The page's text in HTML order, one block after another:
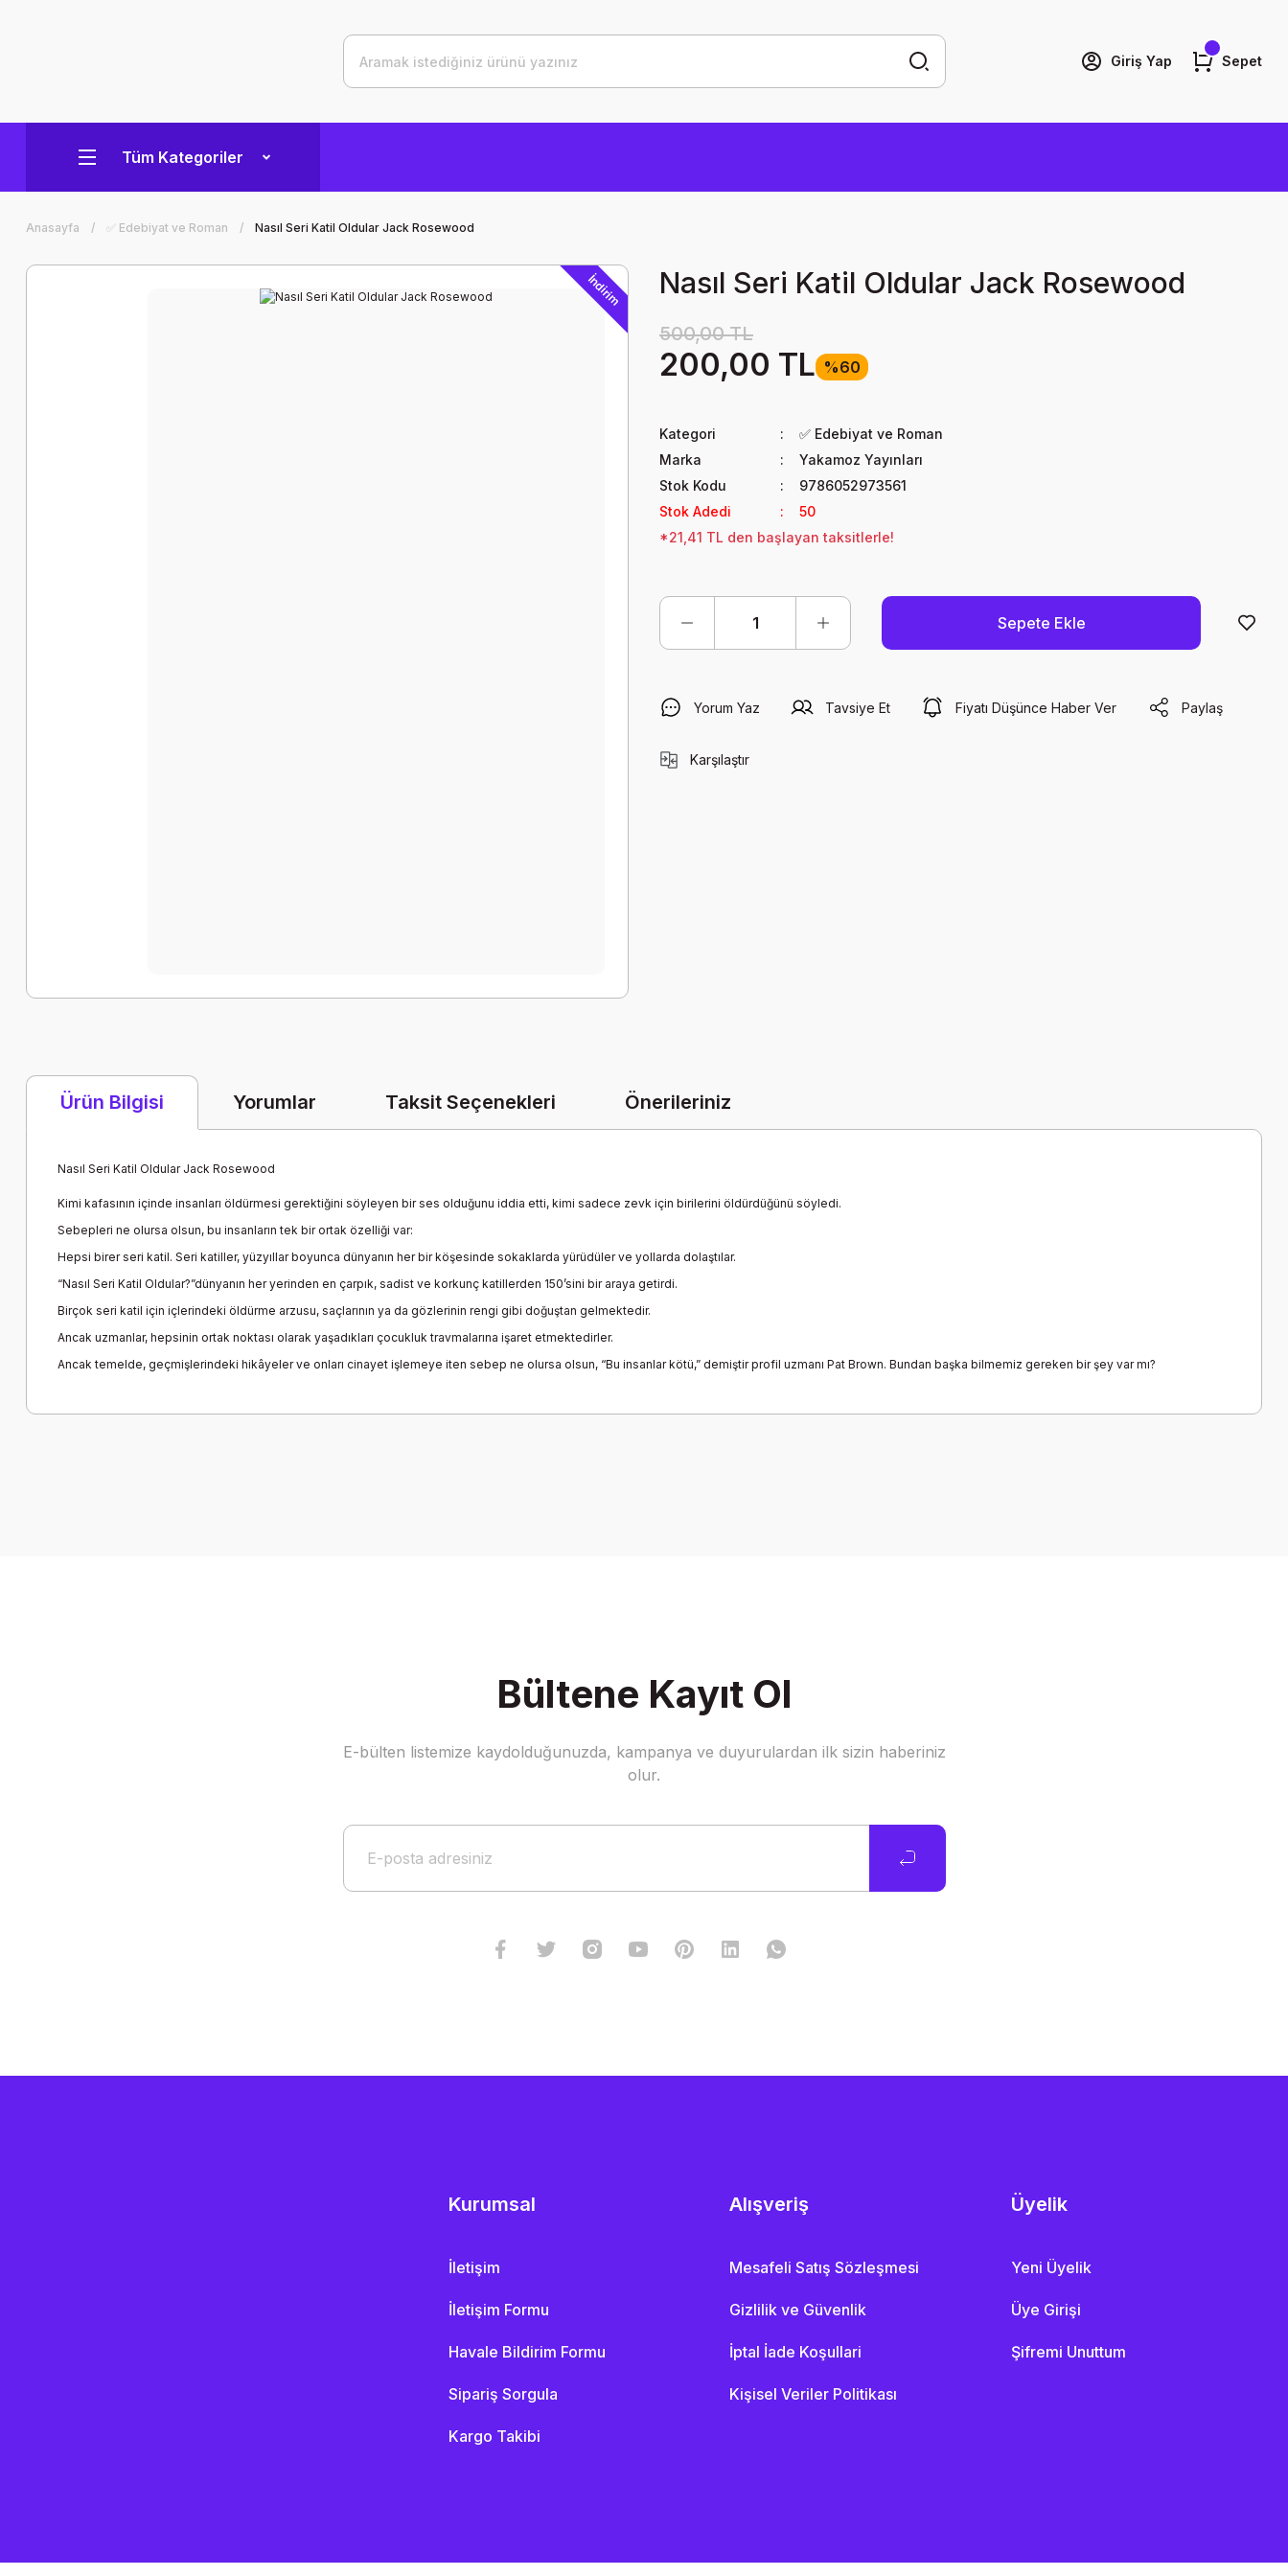
Giriş Yap Sepet
Tüm Kategoriler
Anasayfa ✅ Edebiyat ve Roman Nasıl Seri Katil Oldular Jack Rosewood
İndirim Nasıl Seri Katil Oldular Jack Rosewood
500,00 TL
200,00 TL %60
Kategori
✅ Edebiyat ve Roman
Marka
Yakamoz Yayınları
Stok Kodu
9786052973561
Stok Adedi
50
*21,41 TL den başlayan taksitlerle!
Sepete Ekle
Yorum Yaz Tavsiye Et Fiyatı Düşünce Haber Ver Paylaş
Karşılaştır
Ürün Bilgisi Yorumlar Taksit Seçenekleri Önerileriniz
Nasıl Seri Katil Oldular Jack Rosewood
Kimi kafasının içinde insanları öldürmesi gerektiğini söyleyen bir ses olduğunu iddia etti, kimi sadece zevk için birilerini öldürdüğünü söyledi.
Sebepleri ne olursa olsun, bu insanların tek bir ortak özelliği var:
Hepsi birer seri katil. Seri katiller, yüzyıllar boyunca dünyanın her bir köşesinde sokaklarda yürüdüler ve yollarda dolaştılar.
“Nasıl Seri Katil Oldular?”dünyanın her yerinden en çarpık, sadist ve korkunç katillerden 150’sini bir araya getirdi.
Birçok seri katil için içlerindeki öldürme arzusu, saçlarının ya da gözlerinin rengi gibi doğuştan gelmektedir.
Ancak uzmanlar, hepsinin ortak noktası olarak yaşadıkları çocukluk travmalarına işaret etmektedirler.
Ancak temelde, geçmişlerindeki hikâyeler ve onları cinayet işlemeye iten sebep ne olursa olsun, “Bu insanlar kötü,” demiştir profil uzmanı Pat Brown. Bundan başka bilmemiz gereken bir şey var mı?
Gönder
Bültene Kayıt Ol
E-bülten listemize kaydolduğunuzda, kampanya ve duyurulardan ilk sizin haberiniz
olur.
Kurumsal
İletişim
İletişim Formu
Havale Bildirim Formu
Sipariş Sorgula
Kargo Takibi
Alışveriş
Mesafeli Satış Sözleşmesi
Gizlilik ve Güvenlik
İptal İade Koşullari
Kişisel Veriler Politikası
Üyelik
Yeni Üyelik
Üye Girişi
Şifremi Unuttum